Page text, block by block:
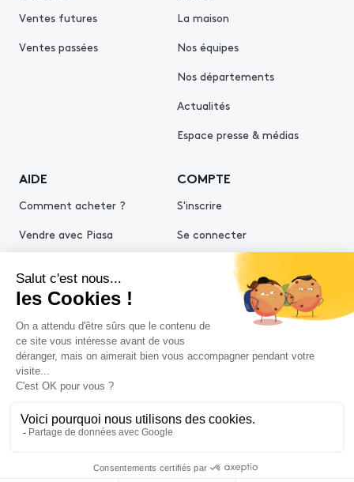
Ventes futures
Ventes passées
La maison
Nos équipes
Nos départements
Actualités
Espace presse & médias
AIDE
Comment acheter ?
Vendre avec Piasa
COMPTE
S'inscrire
Se connecter
Politiques de confidentialitéPolitique cookies
Conditions générales d'utilisation